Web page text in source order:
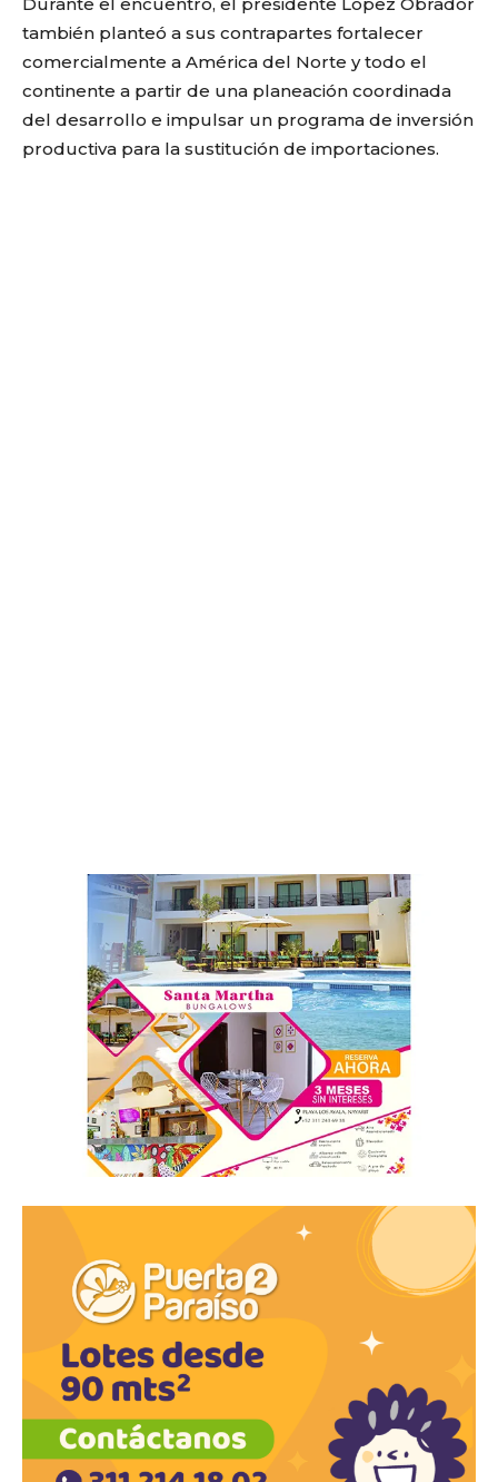
también planteó a sus contrapartes fortalecer
comercialmente a América del Norte y todo el
continente a partir de una planeación coordinada
del desarrollo e impulsar un programa de inversión
productiva para la sustitución de importaciones.